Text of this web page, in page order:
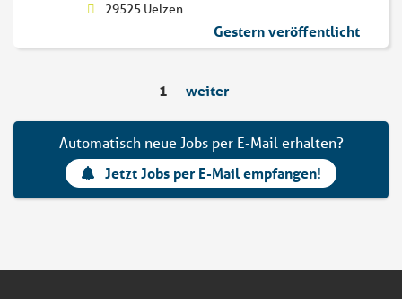
29525 Uelzen
Gestern veröffentlicht
1 weiter
Automatisch neue Jobs per E-Mail erhalten?
Jetzt Jobs per E-Mail empfangen!